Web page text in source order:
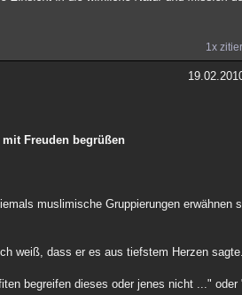
1x
Freuden begrüßen
muslimische Gruppierungen erwähnen
weiß, dass er es aus tiefstem Herzen sagte.
begreifen dieses oder jenes nicht ..." oder